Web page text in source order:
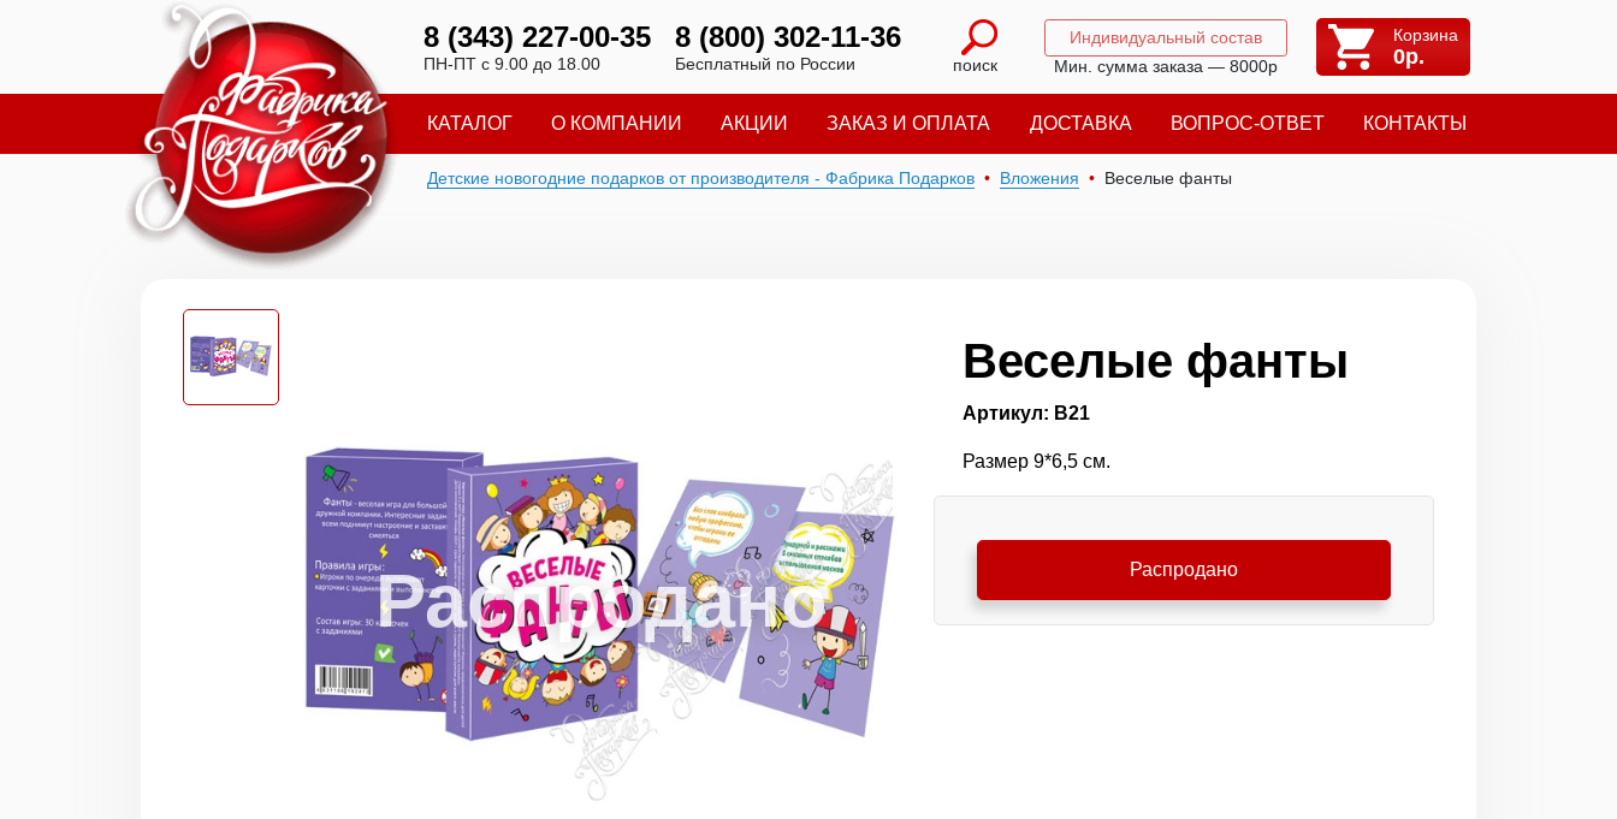
8 (343) 227-00-35
ПН-ПТ с 9.00 до 18.00
8 (800) 302-11-36
Бесплатный по России поиск
Индивидуальный состав
Мин. сумма заказа — 8000р
Корзина
0р.
КАТАЛОГ О КОМПАНИИ АКЦИИ ЗАКАЗ И ОПЛАТА ДОСТАВКА ВОПРОС-ОТВЕТ КОНТАКТЫ
Детские новогодние подарков от производителя - Фабрика Подарков Вложения Веселые фанты
Веселые фанты
Артикул: В21
Размер 9*6,5 см.
Распродано